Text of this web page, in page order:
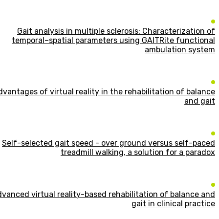
Gait analysis in multiple sclerosis: Characterization of
temporal–spatial parameters using GAITRite functional
ambulation system
of virtual reality in the rehabilitation of balance
and gait
Self-selected gait speed - over ground versus self-paced
treadmill walking, a solution for a paradox
virtual reality-based rehabilitation of balance and
gait in clinical practice